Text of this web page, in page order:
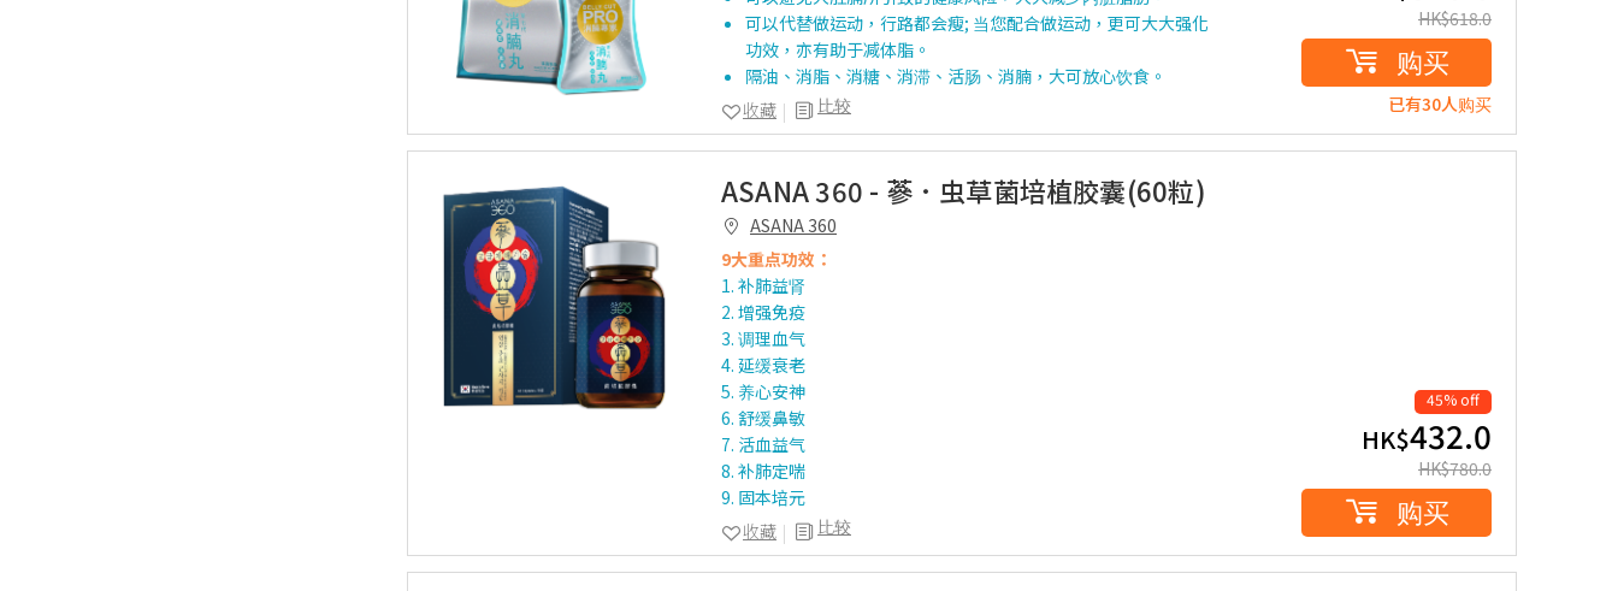
可以代替做运动，行路都会瘦; 当您配合做运动，更可大大强化
功效，亦有助于减体脂。
隔油、消脂、消糖、消滞、活肠、消腩，大可放心饮食。
比较
收藏
HK$618.0
购买
已有30人购买
ASANA 360 - 蔘．虫草菌培植胶囊(60粒)
ASANA 360
9大重点功效：
1. 补肺益肾
2. 增强免疫
3. 调理血气
4. 延缓衰老
5. 养心安神
6. 舒缓鼻敏
7. 活血益气
8. 补肺定喘
9. 固本培元
比较
收藏
45% off
HK$432.0
HK$780.0
购买